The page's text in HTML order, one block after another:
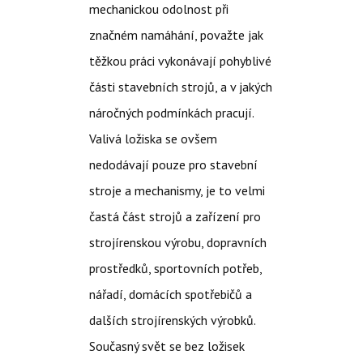
mechanickou odolnost při
značném namáhání, považte jak
těžkou práci vykonávají pohyblivé
části stavebních strojů, a v jakých
náročných podmínkách pracují.
Valivá ložiska se ovšem
nedodávají pouze pro stavební
stroje a mechanismy, je to velmi
častá část strojů a zařízení pro
strojírenskou výrobu, dopravních
prostředků, sportovních potřeb,
nářadí, domácích spotřebičů a
dalších strojírenských výrobků.
Současný svět se bez ložisek